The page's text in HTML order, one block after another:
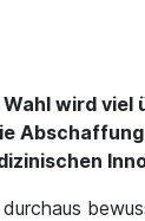
wird